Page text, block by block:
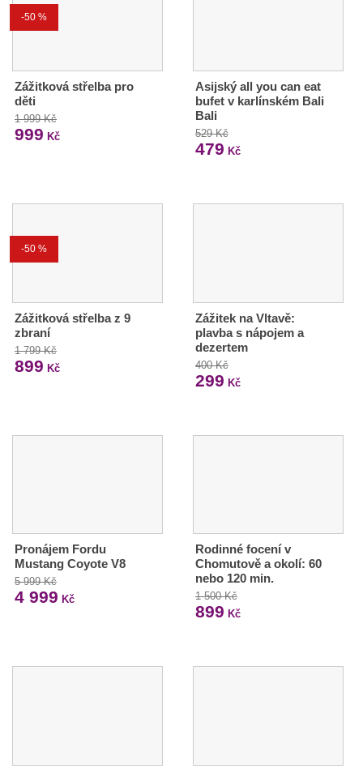
-50 %
Zážitková střelba pro
děti
1 999 Kč
999 Kč
Asijský all you can eat
bufet v karlínském Bali
Bali
529 Kč
479 Kč
-50 %
Zážitková střelba z 9
zbraní
1 799 Kč
899 Kč
Zážitek na Vltavě:
plavba s nápojem a
dezertem
400 Kč
299 Kč
Pronájem Fordu
Mustang Coyote V8
5 999 Kč
4 999 Kč
Rodinné focení v
Chomutově a okolí: 60
nebo 120 min.
1 500 Kč
899 Kč